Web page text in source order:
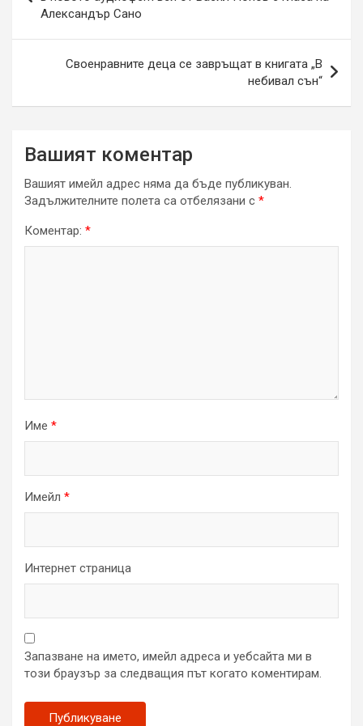
Александър Сано
Своенравните деца се завръщат в книгата „В
небивал сън“
Вашият коментар
Вашият имейл адрес няма да бъде публикуван.
Задължителните полета са отбелязани с *
Коментар: *
Име *
Имейл *
Интернет страница
Запазване на името, имейл адреса и уебсайта ми в
този браузър за следващия път когато коментирам.